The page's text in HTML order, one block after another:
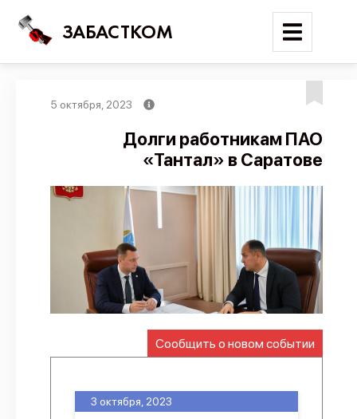
ЗАБАСТКОМ
Поиск
Новости
Трудовые конфликты
Отчеты
Предложить публикацию
API
Политика конфиденциальности
5 октября, 2023
Долги работникам ПАО
«Тантал» в Саратове
Сообщить о новом событии
3 октября, 2023